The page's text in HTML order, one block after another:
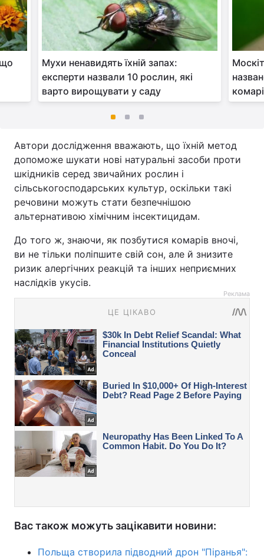
Мухи ненавидять їхній запах:
експерти назвали 10 рослин, які
варто вирощувати у саду
Автори дослідження вважають, що їхній метод
допоможе шукати нові натуральні засоби проти
шкідників серед звичайних рослин і
сільськогосподарських культур, оскільки такі
речовини можуть стати безпечнішою
альтернативою хімічним інсектицидам.
До того ж, знаючи, як позбутися комарів вночі,
ви не тільки поліпшите свій сон, але й знизите
ризик алергічних реакцій та інших неприємних
наслідків укусів.
Реклама
Вас також можуть зацікавити новини:
Польща створила підводний дрон "Піранья":